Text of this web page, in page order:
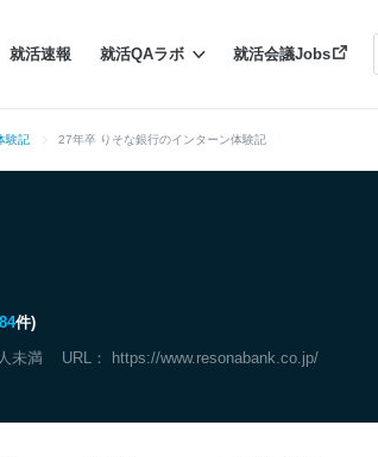
就活速報 就活QAラボ 就活会議Jobs
験記 27年卒 りそな銀行のインターン体験記
件)
未満 URL： https://www.resonabank.co.jp/